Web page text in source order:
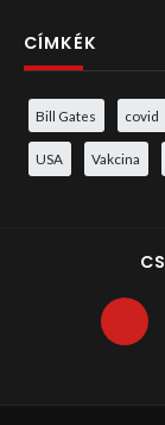
CÍMKÉK
Bill Gates covid
USA Vakcina